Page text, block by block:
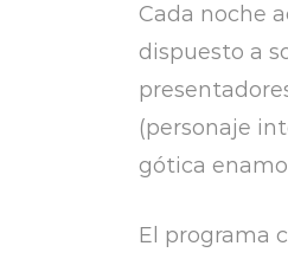
Cada noche
dispuesto a
(personaje
gótica
El programa